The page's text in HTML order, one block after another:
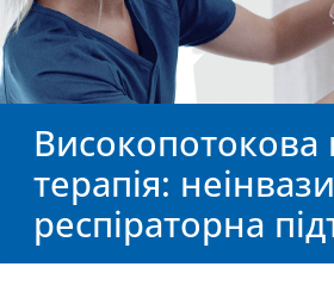
Високопотокова
терапія:
респіраторна